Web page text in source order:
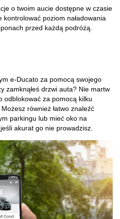
o twoim aucie dostępne w czasie
poziom naładowania
przed każdą podróżą.
e-Ducato za pomocą swojego
zamknąłeś drzwi auta? Nie martw
odblokować za pomocą kilku
również łatwo znaleźć
parkingu lub mieć oko na
akurat go nie prowadzisz.